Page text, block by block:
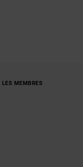
MEMBRES